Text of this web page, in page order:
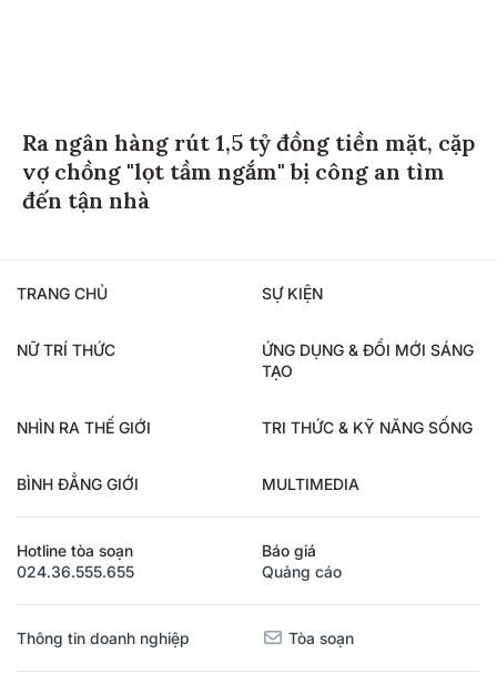
Ra ngân hàng rút 1,5 tỷ đồng tiền mặt, cặp
vợ chồng "lọt tầm ngắm" bị công an tìm
đến tận nhà
TRANG CHỦ SỰ KIỆN
NỮ TRÍ THỨC
ỨNG DỤNG & ĐỔI MỚI SÁNG
TẠO
NHÌN RA THẾ GIỚI TRI THỨC & KỸ NĂNG SỐNG
BÌNH ĐẲNG GIỚI MULTIMEDIA
Hotline tòa soạn
024.36.555.655
Báo giá
Quảng cáo
Thông tin doanh nghiệp Tòa soạn